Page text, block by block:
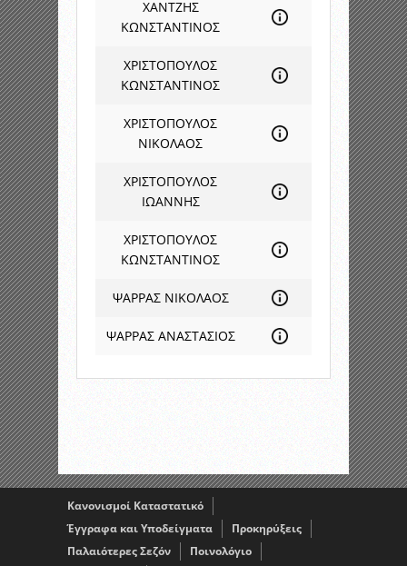
ΧΑΝΤΖΗΣ
ΚΩΝΣΤΑΝΤΙΝΟΣ
ΧΡΙΣΤΟΠΟΥΛΟΣ
ΚΩΝΣΤΑΝΤΙΝΟΣ
ΧΡΙΣΤΟΠΟΥΛΟΣ
ΝΙΚΟΛΑΟΣ
ΧΡΙΣΤΟΠΟΥΛΟΣ
ΙΩΑΝΝΗΣ
ΧΡΙΣΤΟΠΟΥΛΟΣ
ΚΩΝΣΤΑΝΤΙΝΟΣ
ΨΑΡΡΑΣ ΝΙΚΟΛΑΟΣ
ΨΑΡΡΑΣ ΑΝΑΣΤΑΣΙΟΣ
Κανονισμοί Καταστατικό
Έγγραφα και Υποδείγματα
Προκηρύξεις
Παλαιότερες Σεζόν
Ποινολόγιο